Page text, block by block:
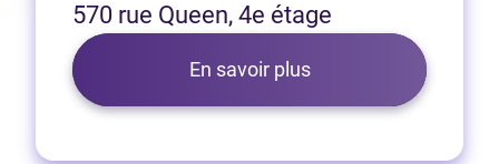
570 rue Queen, 4e étage
En savoir plus